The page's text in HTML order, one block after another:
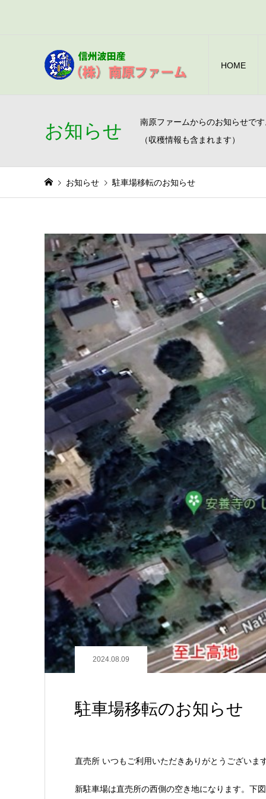
HOME
お知らせ
南原ファームからのお知らせで
（収穫情報も含まれます）
お知らせ 駐車場移転のお知らせ
2024.08.09
駐車場移転のお知らせ
直売所 いつもご利用いただきありがとうございま
新駐車場は直売所の西側の空き地になります。下